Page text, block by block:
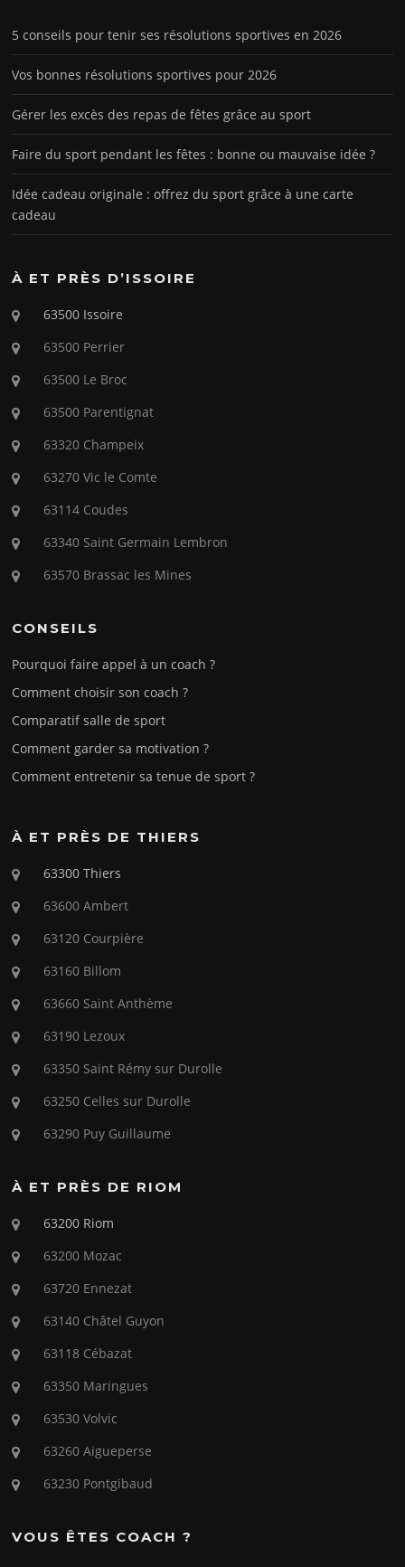
5 conseils pour tenir ses résolutions sportives en 2026
Vos bonnes résolutions sportives pour 2026
Gérer les excès des repas de fêtes grâce au sport
Faire du sport pendant les fêtes : bonne ou mauvaise idée ?
Idée cadeau originale : offrez du sport grâce à une carte
cadeau
À ET PRÈS D’ISSOIRE
63500 Issoire
63500 Perrier
63500 Le Broc
63500 Parentignat
63320 Champeix
63270 Vic le Comte
63114 Coudes
63340 Saint Germain Lembron
63570 Brassac les Mines
CONSEILS
Pourquoi faire appel à un coach ?
Comment choisir son coach ?
Comparatif salle de sport
Comment garder sa motivation ?
Comment entretenir sa tenue de sport ?
À ET PRÈS DE THIERS
63300 Thiers
63600 Ambert
63120 Courpière
63160 Billom
63660 Saint Anthème
63190 Lezoux
63350 Saint Rémy sur Durolle
63250 Celles sur Durolle
63290 Puy Guillaume
À ET PRÈS DE RIOM
63200 Riom
63200 Mozac
63720 Ennezat
63140 Châtel Guyon
63118 Cébazat
63350 Maringues
63530 Volvic
63260 Aigueperse
63230 Pontgibaud
VOUS ÊTES COACH ?